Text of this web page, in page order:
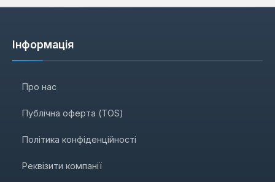
Інформація
Про нас
Публічна оферта (TOS)
Політика конфіденційності
Реквізити компанії